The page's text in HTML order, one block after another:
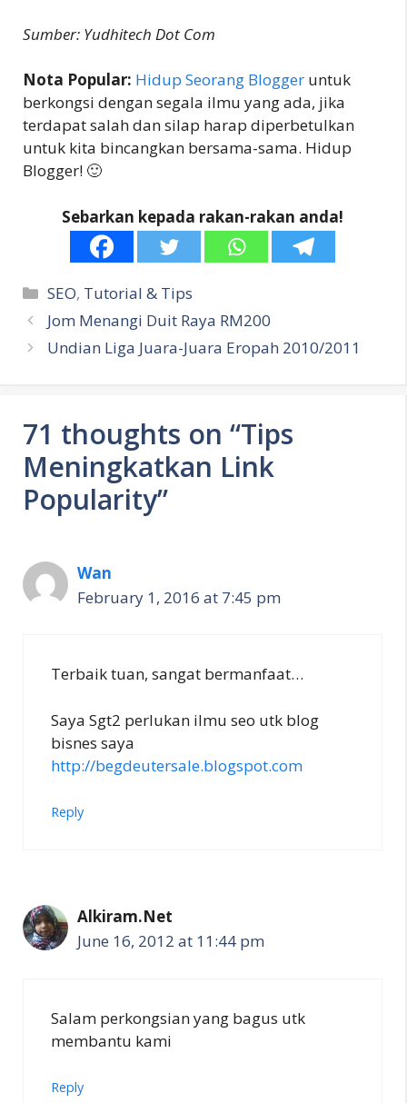
Sumber: Yudhitech Dot Com
Nota Popular: Hidup Seorang Blogger untuk
berkongsi dengan segala ilmu yang ada, jika
terdapat salah dan silap harap diperbetulkan
untuk kita bincangkan bersama-sama. Hidup
Blogger! 🙂
Sebarkan kepada rakan-rakan anda!
Categories
SEO, Tutorial & Tips
Jom Menangi Duit Raya RM200
Undian Liga Juara-Juara Eropah 2010/2011
71 thoughts on “Tips
Meningkatkan Link
Popularity”
Wan
February 1, 2016 at 7:45 pm
Terbaik tuan, sangat bermanfaat…
Saya Sgt2 perlukan ilmu seo utk blog
bisnes saya
http://begdeutersale.blogspot.com
Reply
Alkiram.Net
June 16, 2012 at 11:44 pm
Salam perkongsian yang bagus utk
membantu kami
Reply